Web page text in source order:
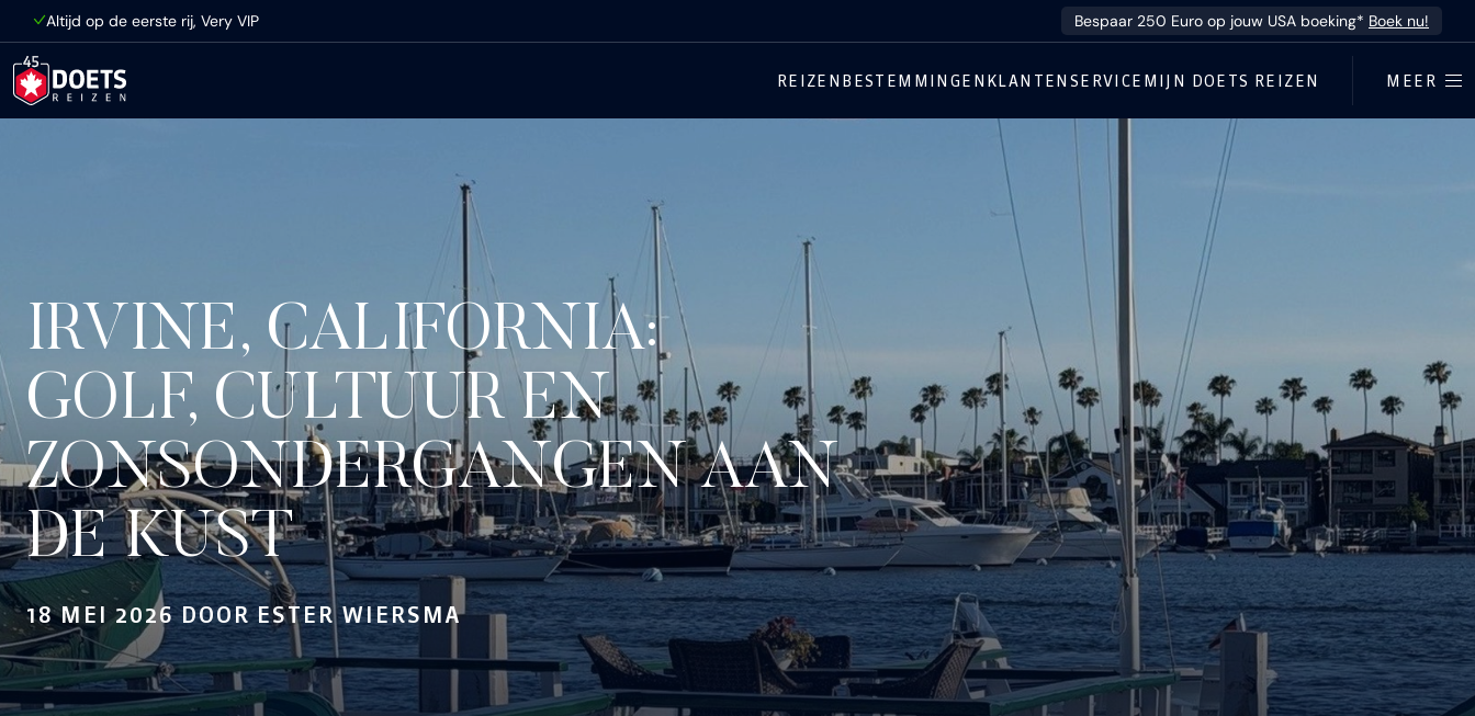
Ga direct naar inhoud
Altijd op de eerste rij, Very VIP Bespaar 250 Euro op jouw USA boeking* Boek nu!
REIZEN BESTEMMINGEN KLANTENSERVICE MIJN DOETS REIZEN MEER
IRVINE, CALIFORNIA:
GOLF, CULTUUR EN
ZONSONDERGANGEN AAN
DE KUST
18 MEI 2026 DOOR ESTER WIERSMA